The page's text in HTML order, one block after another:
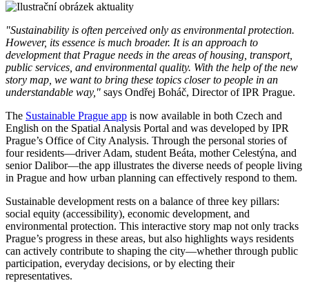
"Sustainability is often perceived only as environmental protection.
However, its essence is much broader. It is an approach to
development that Prague needs in the areas of housing, transport,
public services, and environmental quality. With the help of the new
story map, we want to bring these topics closer to people in an
understandable way," says Ondřej Boháč, Director of IPR Prague.
The Sustainable Prague app is now available in both Czech and
English on the Spatial Analysis Portal and was developed by IPR
Prague’s Office of City Analysis. Through the personal stories of
four residents—driver Adam, student Beáta, mother Celestýna, and
senior Dalibor—the app illustrates the diverse needs of people living
in Prague and how urban planning can effectively respond to them.
Sustainable development rests on a balance of three key pillars:
social equity (accessibility), economic development, and
environmental protection. This interactive story map not only tracks
Prague’s progress in these areas, but also highlights ways residents
can actively contribute to shaping the city—whether through public
participation, everyday decisions, or by electing their
representatives.